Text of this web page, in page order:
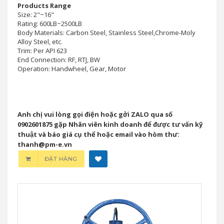
Products Range
Size: 2"~16"
Rating: 600LB~2500LB
Body Materials: Carbon Steel, Stainless Steel,Chrome-Moly
Alloy Steel, etc.
Trim: Per API 623
End Connection: RF, RTJ, BW
Operation: Handwheel, Gear, Motor
Anh chị vui lòng gọi điện hoặc gởi ZALO qua số
0902601875 gặp Nhân viên kinh doanh để được tư vấn kỹ
thuật và báo giá cụ thể hoặc email vào hòm thư:
thanh@pm-e.vn
ĐẶT HÀNG